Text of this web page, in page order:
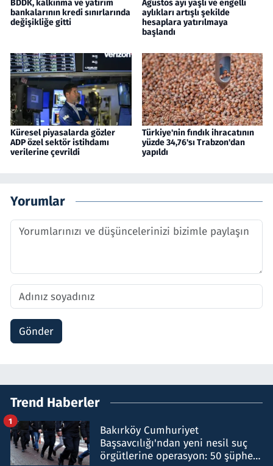
BDDK, kalkınma ve yatırım
bankalarının kredi sınırlarında
değişikliğe gitti
Ağustos ayı yaşlı ve engelli
aylıkları artışlı şekilde
hesaplara yatırılmaya
başlandı
Küresel piyasalarda gözler
ADP özel sektör istihdamı
verilerine çevrildi
Türkiye'nin fındık ihracatının
yüzde 34,76'sı Trabzon'dan
yapıldı
Yorumlar
Gönder
Trend Haberler
Bakırköy Cumhuriyet
Başsavcılığı'ndan yeni nesil suç
örgütlerine operasyon: 50 şüpheli
1